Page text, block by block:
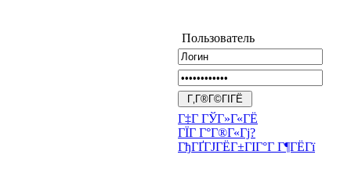
Пользователь
Г‡Г ГЎГ»Г«ГЁ
ГЇГ Г°Г®Г«Гј?
ГђГҐГЈГЁГ±ГІГ°Г Г¶ГЁГї